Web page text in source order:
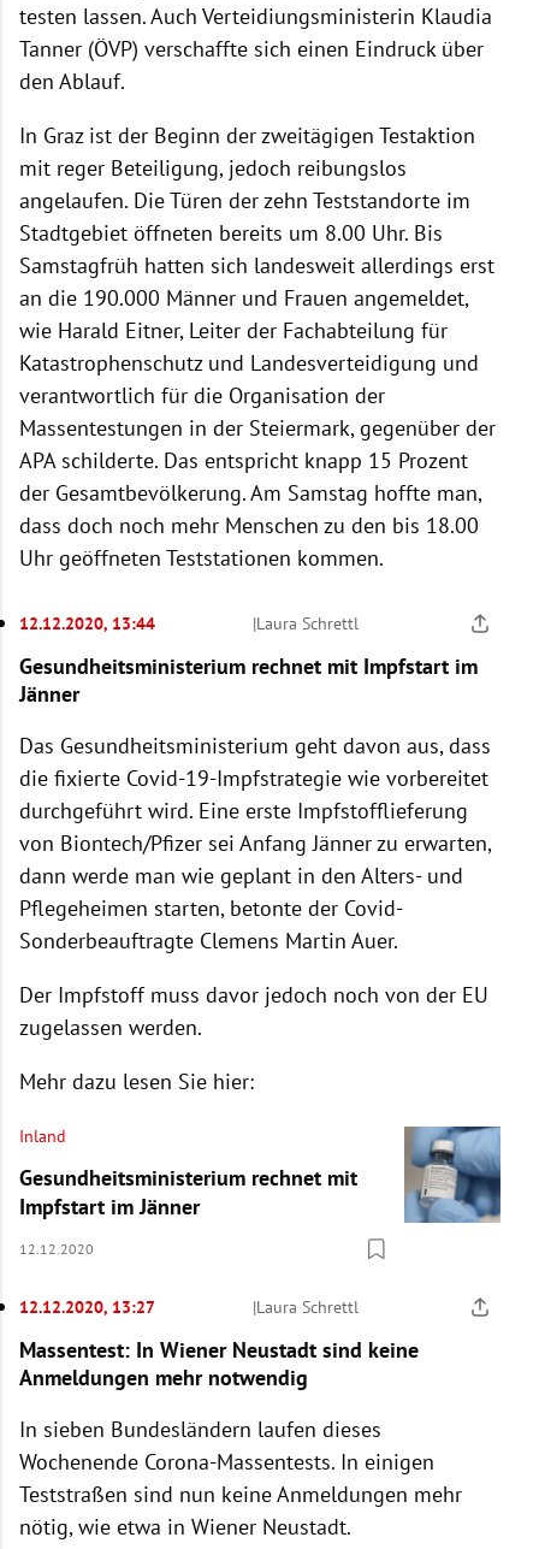
testen lassen. Auch Verteidiungsministerin Klaudia
Tanner (ÖVP) verschaffte sich einen Eindruck über
den Ablauf.
In Graz ist der Beginn der zweitägigen Testaktion
mit reger Beteiligung, jedoch reibungslos
angelaufen. Die Türen der zehn Teststandorte im
Stadtgebiet öffneten bereits um 8.00 Uhr. Bis
Samstagfrüh hatten sich landesweit allerdings erst
an die 190.000 Männer und Frauen angemeldet,
wie Harald Eitner, Leiter der Fachabteilung für
Katastrophenschutz und Landesverteidigung und
verantwortlich für die Organisation der
Massentestungen in der Steiermark, gegenüber der
APA schilderte. Das entspricht knapp 15 Prozent
der Gesamtbevölkerung. Am Samstag hoffte man,
dass doch noch mehr Menschen zu den bis 18.00
Uhr geöffneten Teststationen kommen.
12.12.2020, 13:44 |Laura Schrettl
Gesundheitsministerium rechnet mit Impfstart im
Jänner
Das Gesundheitsministerium geht davon aus, dass
die fixierte Covid-19-Impfstrategie wie vorbereitet
durchgeführt wird. Eine erste Impfstofflieferung
von Biontech/Pfizer sei Anfang Jänner zu erwarten,
dann werde man wie geplant in den Alters- und
Pflegeheimen starten, betonte der Covid-
Sonderbeauftragte Clemens Martin Auer.
Der Impfstoff muss davor jedoch noch von der EU
zugelassen werden.
Mehr dazu lesen Sie hier:
Inland
Gesundheitsministerium rechnet mit
Impfstart im Jänner
12.12.2020
12.12.2020, 13:27 |Laura Schrettl
Massentest: In Wiener Neustadt sind keine
Anmeldungen mehr notwendig
In sieben Bundesländern laufen dieses
Wochenende Corona-Massentests. In einigen
Teststraßen sind nun keine Anmeldungen mehr
nötig, wie etwa in Wiener Neustadt.